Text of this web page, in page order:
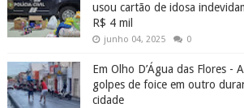
usou cartão de idosa
R$ 4 mil
junho 04, 2025 0
Em Olho D’Água das Flores -
golpes de foice em outro
cidade